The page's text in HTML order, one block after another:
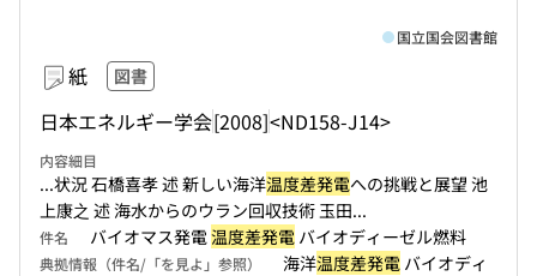
紙 図書
日本エネルギー学会[2008]<ND158-J14>
国立国会図書館
内容細目
...状況 石橋喜孝 述 新しい海洋温度差発電への挑戦と展望 池
上康之 述 海水からのウラン回収技術 玉田...
件名 バイオマス発電温度差発電 バイオディーゼル燃料
典拠情報（件名/「を見よ」参照） 海洋温度差発電 バイオディ